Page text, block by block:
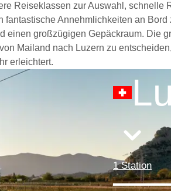
Reiseklassen zur Auswahl, schnelle
Annehmlichkeiten an
einen großzügigen Gepäckraum. Die
Mailand nach Luzern zu
erleichtert.
1 Station